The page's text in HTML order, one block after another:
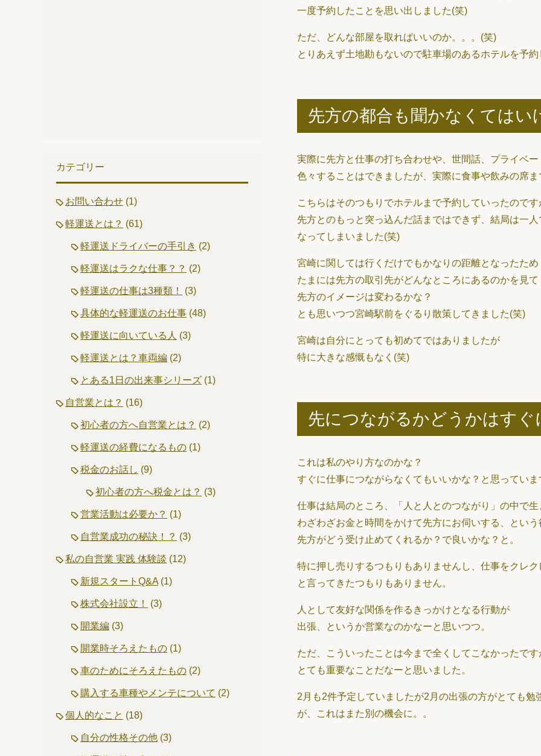
一度予約したことを思い出しました(笑)
ただ、どんな部屋を取ればいいのか。。。(笑)
とりあえず土地勘もないので駐車場のあるホテルを予約
先方の都合も聞かなくてはい
実際に先方と仕事の打ち合わせや、世間話、プライベ
色々することはできましたが、実際に食事や飲みの席
こちらはそのつもりでホテルまで予約していったのです
先方とのもっと突っ込んだ話まではできず、結局は一
なってしまいました(笑)
宮崎に関しては行くだけでもかなりの距離となったため
たまには先方の取引先がどんなところにあるのかを見て
先方のイメージは変わるかな？
とも思いつつ宮崎駅前をぐるり散策してきました(笑)
宮崎は自分にとっても初めてではありましたが
特に大きな感慨もなく(笑)
先につながるかどうかはすぐ
これは私のやり方なのかな？
すぐに仕事につながらなくてもいいかな？と思っていま
仕事は結局のところ、「人と人とのつながり」の中で生
わざわざお金と時間をかけて先方にお伺いする、という
先方がどう受け止めてくれるか？で良いかな？と。
特に押し売りするつもりもありませんし、仕事をクレク
と言ってきたつもりもありません。
人として友好な関係を作るきっかけとなる行動が
出張、というか営業なのかなーと思いつつ。
ただ、こういったことは今まで全くしてこなかったです
とても重要なことだなーと思いました。
2月も2件予定していましたが2月の出張の方がとても勉
が、これはまた別の機会に。。
カテゴリー
お問い合わせ (1)
軽運送とは？ (61)
軽運送ドライバーの手引き (2)
軽運送はラクな仕事？？ (2)
軽運送の仕事は3種類！ (3)
具体的な軽運送のお仕事 (48)
軽運送に向いている人 (3)
軽運送とは？車両編 (2)
とある1日の出来事シリーズ (1)
自営業とは？ (16)
初心者の方へ自営業とは？ (2)
軽運送の経費になるもの (1)
税金のお話し (9)
初心者の方へ税金とは？ (3)
営業活動は必要か？ (1)
自営業成功の秘訣！？ (3)
私の自営業 実践 体験談 (12)
新規スタートQ&A (1)
株式会社設立！ (3)
開業編 (3)
開業時そろえたもの (1)
車のためにそろえたもの (2)
購入する車種やメンテについて (2)
個人的なこと (18)
自分の性格その他 (3)